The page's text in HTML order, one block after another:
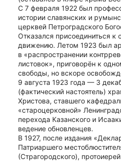
С 7 февраля 1922 был
истории славянских и
церквей Петроградского
Отказался присоединиться к
движению. Летом 1923 был
в «распространении
листовок», приговорён к
свободы, но вскоре
9 августа 1923 года — 3
(фактический настоятель)
Христова, ставшего
«староцерковной»
перехода Казанского и
ведение обновленцев.
В 1927, после издания
Патриаршего
(Страгородского),